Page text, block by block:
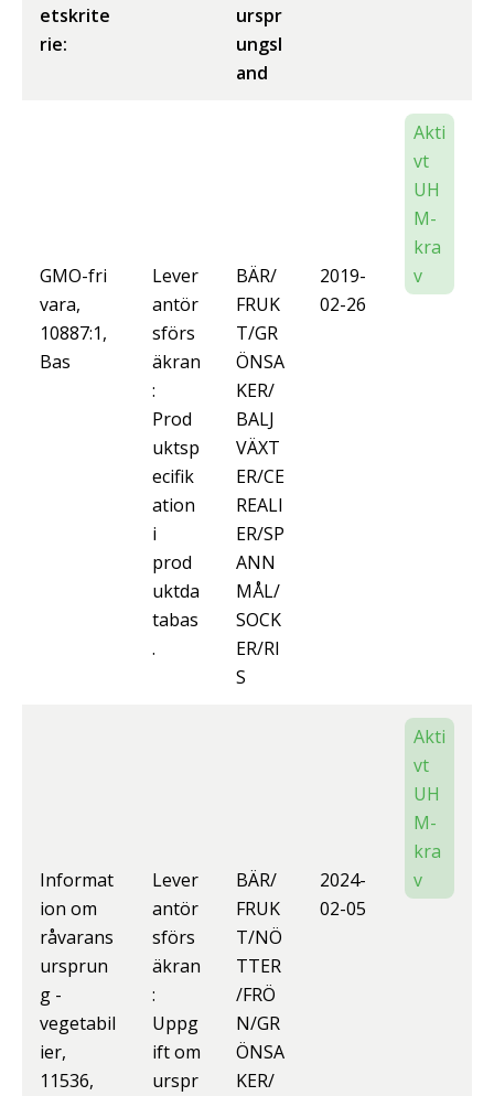
etskrite
rie:
urspr
ungsl
and
GMO-fri
vara,
10887:1,
Bas
Lever
antör
sförs
äkran
:
Prod
uktsp
ecifik
ation
i
prod
uktda
tabas
.
BÄR/
FRUK
T/GR
ÖNSA
KER/
BALJ
VÄXT
ER/CE
REALI
ER/SP
ANN
MÅL/
SOCK
ER/RI
S
2019-
02-26
Akti
vt
UH
M-
kra
v
Informat
ion om
råvarans
ursprun
g -
vegetabil
ier,
11536,
Lever
antör
sförs
äkran
:
Uppg
ift om
urspr
BÄR/
FRUK
T/NÖ
TTER
/FRÖ
N/GR
ÖNSA
KER/
2024-
02-05
Akti
vt
UH
M-
kra
v